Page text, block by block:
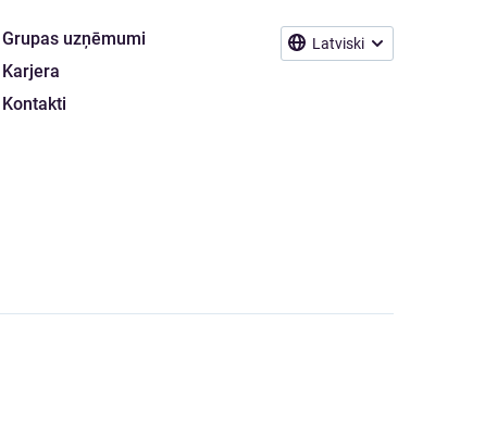
Latviski
Grupas uzņēmumi
Karjera
Kontakti